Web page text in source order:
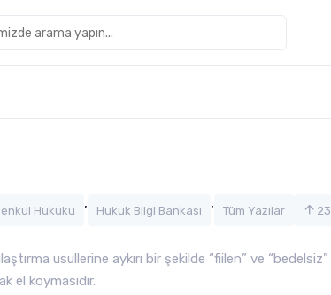
Hukuku , Hukuk Bilgi Bankası , Tüm Yazılar 23
usullerine aykırı bir şekilde “fiilen” ve “bedelsiz”
el koymasıdır.